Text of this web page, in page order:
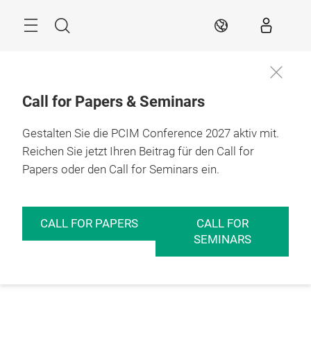
Suche DE
Call for Papers & Seminars
Gestalten Sie die PCIM Conference 2027 aktiv mit.
Reichen Sie jetzt Ihren Beitrag für den Call for
Papers oder den Call for Seminars ein.
CALL FOR PAPERS
CALL FOR
SEMINARS